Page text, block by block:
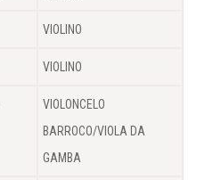
VIOLINO
VIOLINO
VIOLONCELO
BARROCO/VIOLA DA
GAMBA